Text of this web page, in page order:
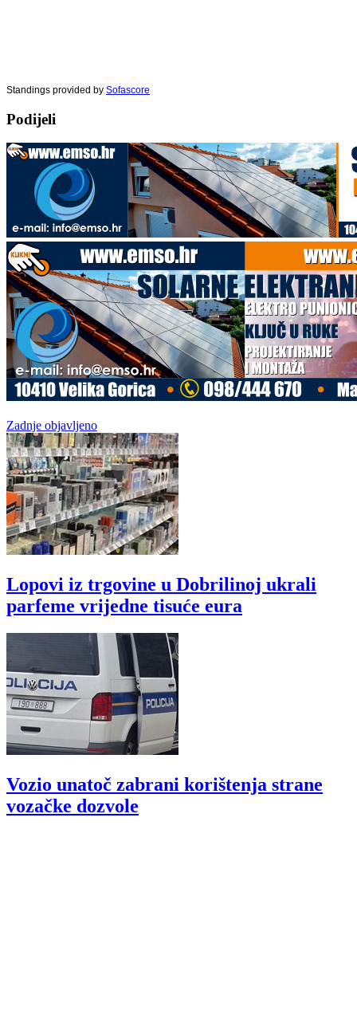
Standings provided by Sofascore
Podijeli
Zadnje objavljeno
Lopovi iz trgovine u Dobrilinoj ukrali
parfeme vrijedne tisuće eura
Vozio unatoč zabrani korištenja strane
vozačke dozvole